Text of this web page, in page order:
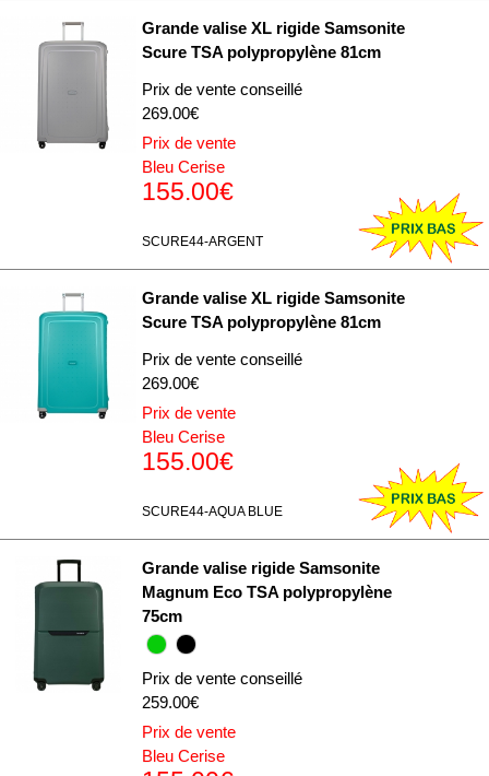
Grande valise XL rigide Samsonite
Scure TSA polypropylène 81cm
Prix de vente conseillé
269.00€
Prix de vente
Bleu Cerise
155.00€
SCURE44-ARGENT
Grande valise XL rigide Samsonite
Scure TSA polypropylène 81cm
Prix de vente conseillé
269.00€
Prix de vente
Bleu Cerise
155.00€
SCURE44-AQUA BLUE
Grande valise rigide Samsonite
Magnum Eco TSA polypropylène
75cm
Prix de vente conseillé
259.00€
Prix de vente
Bleu Cerise